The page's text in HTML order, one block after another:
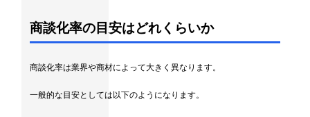
商談化率の目安はどれくらいか
商談化率は業界や商材によって大きく異なります。
一般的な目安としては以下のようになります。